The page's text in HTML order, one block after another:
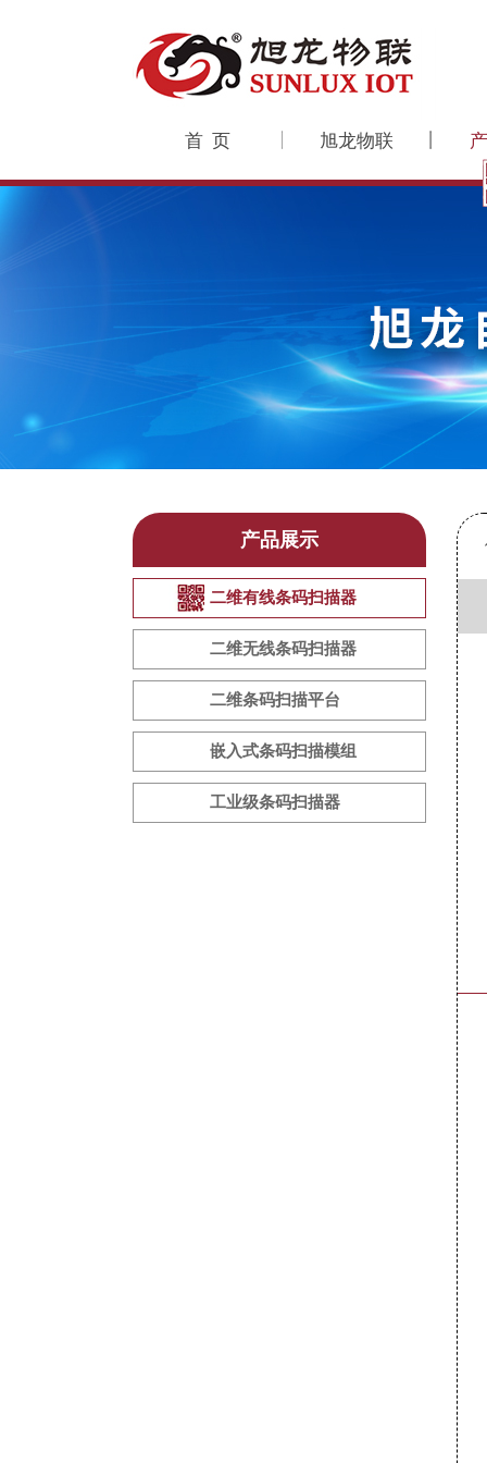
首 页 旭龙物联
产品展示
二维有线条码扫描器
二维无线条码扫描器
二维条码扫描平台
嵌入式条码扫描模组
工业级条码扫描器